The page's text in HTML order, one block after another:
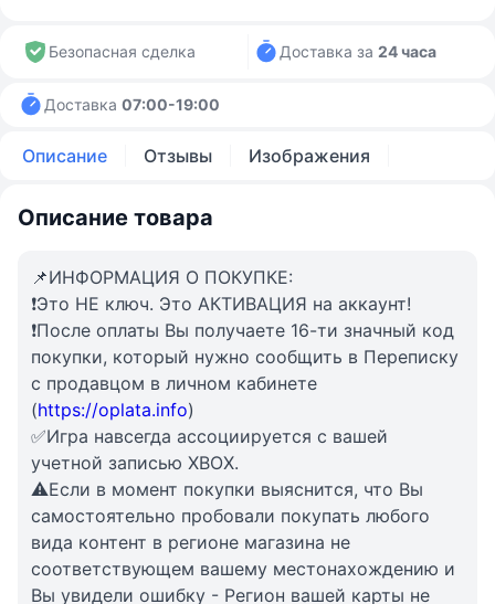
Безопасная сделка Доставка за 24 часа
Доставка 07:00-19:00
Описание Отзывы Изображения
Описание товара
📌ИНФОРМАЦИЯ О ПОКУПКЕ:
❗️Это НЕ ключ. Это АКТИВАЦИЯ на аккаунт!
❗️После оплаты Вы получаете 16-ти значный код
покупки, который нужно сообщить в Переписку
с продавцом в личном кабинете
(https://oplata.info)
✅Игра навсегда ассоциируется с вашей
учетной записью XBOX.
⚠️Если в момент покупки выяснится, что Вы
самостоятельно пробовали покупать любого
вида контент в регионе магазина не
соответствующем вашему местонахождению и
Вы увидели ошибку - Регион вашей карты не